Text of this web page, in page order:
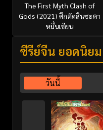
The First Myth Clash of
Gods (2021) ศึกตัดสินชะตา
หมื่นเซียน
ซีรี่ย์จีน ยอดนิยม
วันนี้